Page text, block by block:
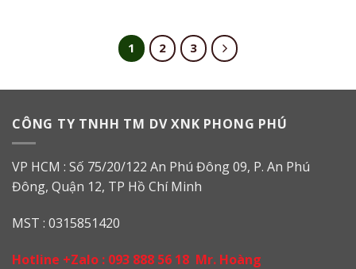
1 2 3
CÔNG TY TNHH TM DV XNK PHONG PHÚ
VP HCM : Số 75/20/122 An Phú Đông 09, P. An Phú
Đông, Quận 12, TP Hồ Chí Minh
MST : 0315851420
Hotline +Zalo : 093 888 56 18 Mr. Hoàng